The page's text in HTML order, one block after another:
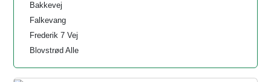
Bakkevej
Falkevang
Frederik 7 Vej
Blovstrød Alle